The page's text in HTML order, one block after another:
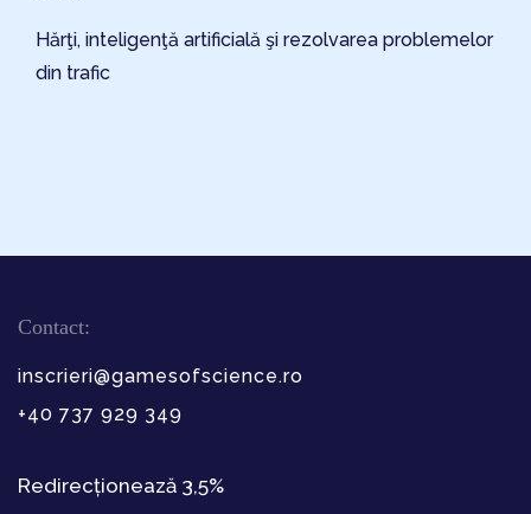
Hărţi, inteligenţă artificială şi rezolvarea problemelor
din trafic
Contact:
inscrieri@gamesofscience.ro
+40 737 929 349
Redirecționează 3,5%